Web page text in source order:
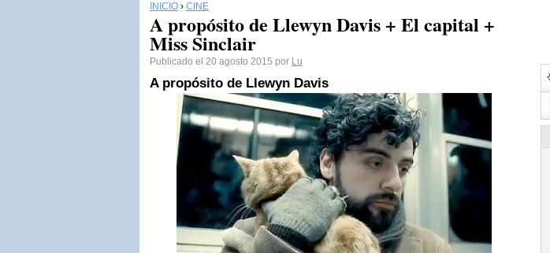
INICIO › CINE
A propósito de Llewyn Davis + El capital +
Miss Sinclair
Publicado el 20 agosto 2015 por Lu
A propósito de Llewyn Davis